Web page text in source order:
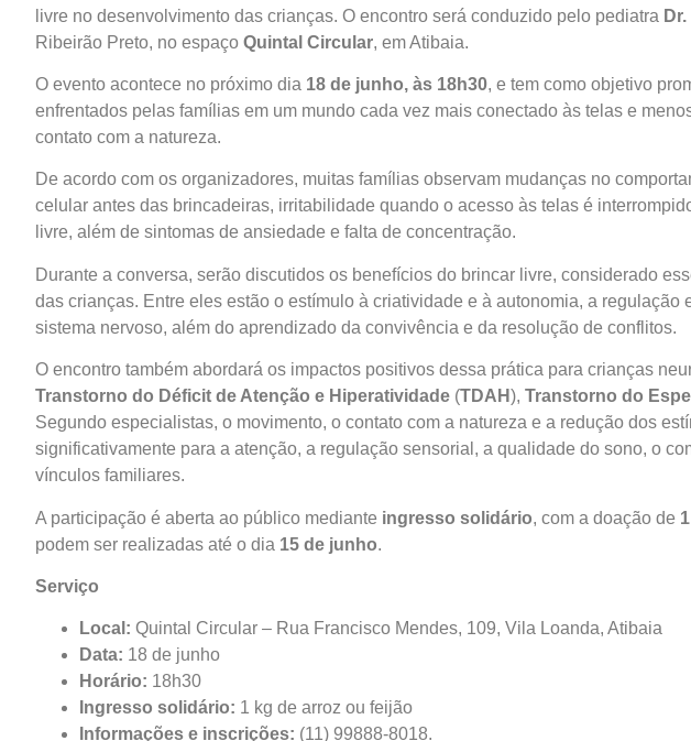
livre no desenvolvimento das crianças. O encontro será conduzido pelo pediatra
Ribeirão Preto, no espaço Quintal Circular, em Atibaia.
O evento acontece no próximo dia 18 de junho, às 18h30, e tem como objetivo
enfrentados pelas famílias em um mundo cada vez mais conectado às telas e
contato com a natureza.
De acordo com os organizadores, muitas famílias observam mudanças no
celular antes das brincadeiras, irritabilidade quando o acesso às telas é
livre, além de sintomas de ansiedade e falta de concentração.
Durante a conversa, serão discutidos os benefícios do brincar livre, considerado
das crianças. Entre eles estão o estímulo à criatividade e à autonomia, a regulação
sistema nervoso, além do aprendizado da convivência e da resolução de conflitos.
O encontro também abordará os impactos positivos dessa prática para crianças
Transtorno do Déficit de Atenção e Hiperatividade (TDAH ), Transtorno do
Segundo especialistas, o movimento, o contato com a natureza e a redução dos
significativamente para a atenção, a regulação sensorial, a qualidade do sono, o
vínculos familiares.
A participação é aberta ao público mediante ingresso solidário, com a doação de
podem ser realizadas até o dia 15 de junho.
Serviço
Local: Quintal Circular – Rua Francisco Mendes, 109, Vila Loanda, Atibaia
Data: 18 de junho
Horário: 18h30
Ingresso solidário: 1 kg de arroz ou feijão
Informações e inscrições: (11) 99888-8018.